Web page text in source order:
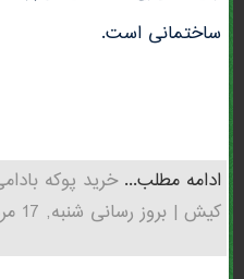
ساختمانی است.
ادامه مطلب...خرید پوکه
كيش | بروز رسانی شنبه, 17 مرداد 1405